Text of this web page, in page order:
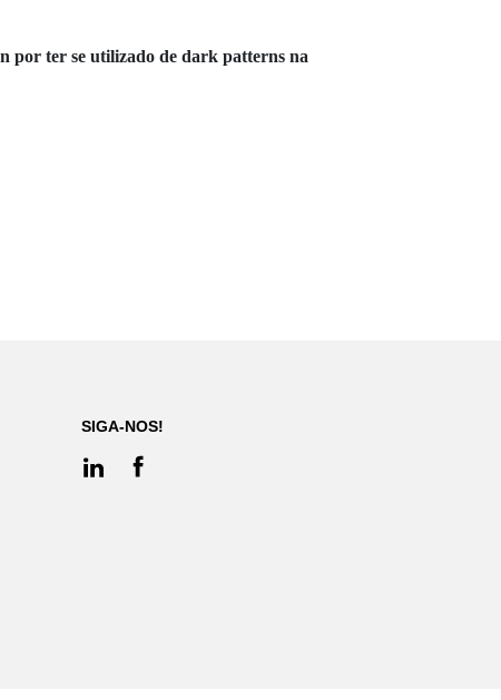
por ter se utilizado de dark patterns na
SIGA-NOS!